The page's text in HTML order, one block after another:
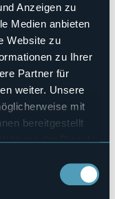
Anzeigen zu
Medien anbieten
Website zu
zu Ihrer
Partner für
weiter. Unsere
mit
bereitgestellt
der Dienste
il145°
a venerdì 28
eventi!